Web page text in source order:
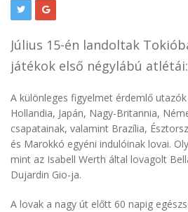
Július 15-én landoltak
játékok első négylábú
A különleges figyelmet érdemlő
Hollandia, Japán, Nagy-Britannia,
csapatainak, valamint Brazília,
és Marokkó egyéni indulóinak lovai.
mint az Isabell Werth által lovagolt
Dujardin Gio-ja.
A lovak a nagy út előtt 60 napig